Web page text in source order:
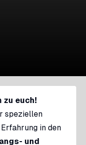
zu euch!
speziellen
in den
und